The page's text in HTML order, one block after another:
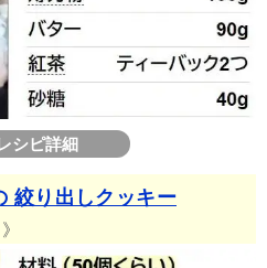
シピ詳細
絞り出しクッキー